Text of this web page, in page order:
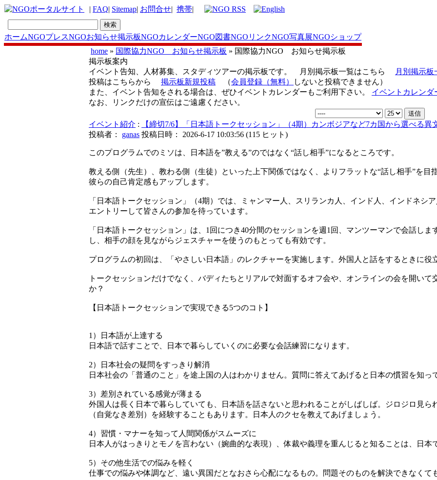
| FAQ| Sitemap| お問合せ| 携帯|
ホームNGOプレスNGOお知らせ掲示板NGOカレンダーNGO図書NGOリンクNGO写真展NGOショップ
home » 国際協力NGO お知らせ掲示板 » 国際協力NGO お知らせ掲示板
掲示板案内
イベント告知、人材募集、スタディツアーの掲示板です。 月別掲示板一覧はこちら
月別掲示板
投稿はこちらから 掲示板新規投稿 （会員登録（無料）
しないと投稿できません）
また、イベント告知をされる場合は、ぜひイベントカレンダーもご利用下さい。 イベントカレンダ
なお、リンクだけの宣伝はご遠慮ください。
イベント紹介 :
【締切7/6】「日本語トークセッション」（4期）カンボジアなど7カ国から選べる異
投稿者： ganas 投稿日時： 2026-6-17 10:03:56 (115 ヒット )
このプログラムでのミソは、日本語を”教える”のではなく“話し相手”になるところです。
教える側（先生）、教わる側（生徒）といった上下関係ではなく、よりフラットな“話し相手”を
彼らの自己肯定感もアップします。
「日本語トークセッション」（4期）では、ミャンマー人、スリランカ人、インド人、インドネシ
エントリーして皆さんの参加を待っています。
「日本語トークセッション」は、1回につき40分間のセッションを週1回、マンツーマンで会話し
し、相手の顔を見ながらジェスチャーを使うのもとっても有効です。
プログラムの初回は、「やさしい日本語」のレクチャーを実施します。外国人と話をするときに
トークセッションだけでなく、バディたちとリアルで対面するオフ会や、オンラインの会を開い
か？
【日本語トークセッションで実現できる5つのコト】
1）日本語が上達する
日本語で話すことで、日本で暮らしていくのに必要な会話練習になります。
2）日本社会の疑問をすっきり解消
日本社会の「普通のこと」を途上国の人はわかりません。質問に答えてあげると日本の慣習を知っ
3）差別されている感覚が薄まる
外国人は長く日本で暮らしていても、日本語を話さないと思われることがしばしば。ジロジロ見
（自覚なき差別）を経験することもあります。日本人のクセを教えてあげましょう。
4）習慣・マナーを知って人間関係がスムーズに
日本人がはっきりとモノを言わない（婉曲的な表現）、体裁や義理を重んじると知ることは、日
5）その他生活での悩みを軽く
仕事での悩みや体調など、遠い異国だとなおさら心配になるもの。問題そのものを解決できなく